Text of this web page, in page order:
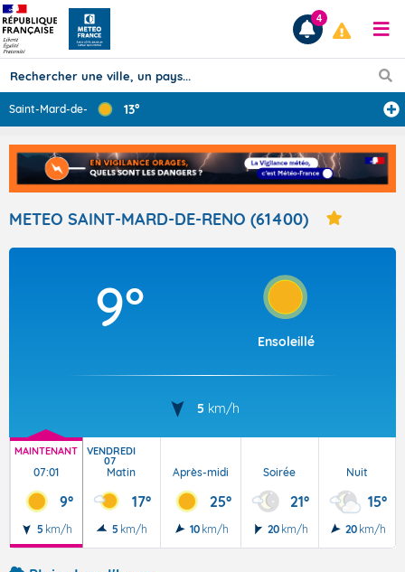
Prévisions
TOUS LES RÉSULTATS
Articles
4
Saint-Mard-de-R ... 13°
METEO SAINT-MARD-DE-RENO (61400)
9°
Ensoleillé
5 km/h
MAINTENANT
07:01
9°
5 km/h
VENDREDI
07
Matin
17°
5 km/h
Après-midi
25°
10 km/h
Soirée
21°
20 km/h
Nuit
15°
20 km/h